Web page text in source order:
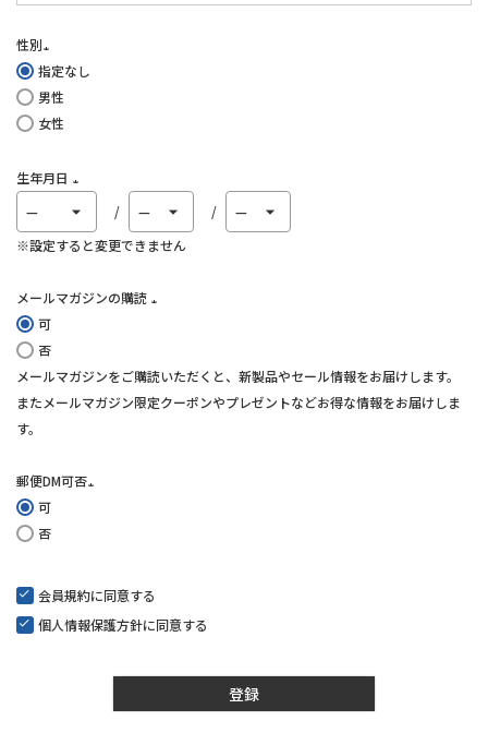
性別
(必
須)
指定なし
男性
女性
生年月日
(必
須)
※設定すると変更できません
メールマガジンの購読
可
否
メールマガジンをご購読いただくと、新製品やセール情報をお届けします。
またメールマガジン限定クーポンやプレゼントなどお得な情報をお届けしま
す。
郵便DM可否
可
否
会員規約に同意する
個人情報保護方針に同意する
登録